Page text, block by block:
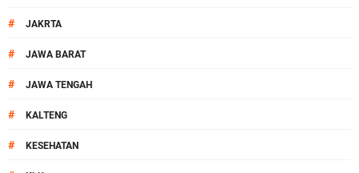
# JAKRTA
# JAWA BARAT
# JAWA TENGAH
# KALTENG
# KESEHATAN